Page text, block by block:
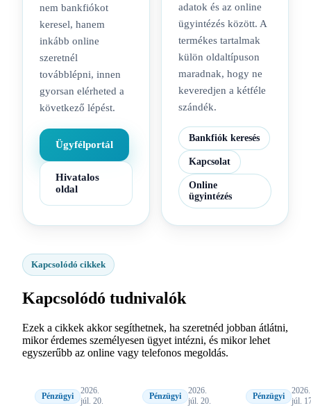
nem bankfiókot
keresel, hanem
inkább online
szeretnél
továbblépni, innen
gyorsan elérheted a
következő lépést.
Ügyfélportál
Hivatalos
oldal
adatok és az online
ügyintézés között. A
termékes tartalmak
külön oldaltípuson
maradnak, hogy ne
keveredjen a kétféle
szándék.
Bankfiók keresés
Kapcsolat
Online
ügyintézés
Kapcsolódó cikkek
Kapcsolódó tudnivalók
Ezek a cikkek akkor segíthetnek, ha szeretnéd jobban átlátni,
mikor érdemes személyesen ügyet intézni, és mikor lehet
egyszerűbb az online vagy telefonos megoldás.
Pénzügyi
2026.
júl. 20.
Pénzügyi
2026.
júl. 20.
Pénzügyi
2026.
júl.